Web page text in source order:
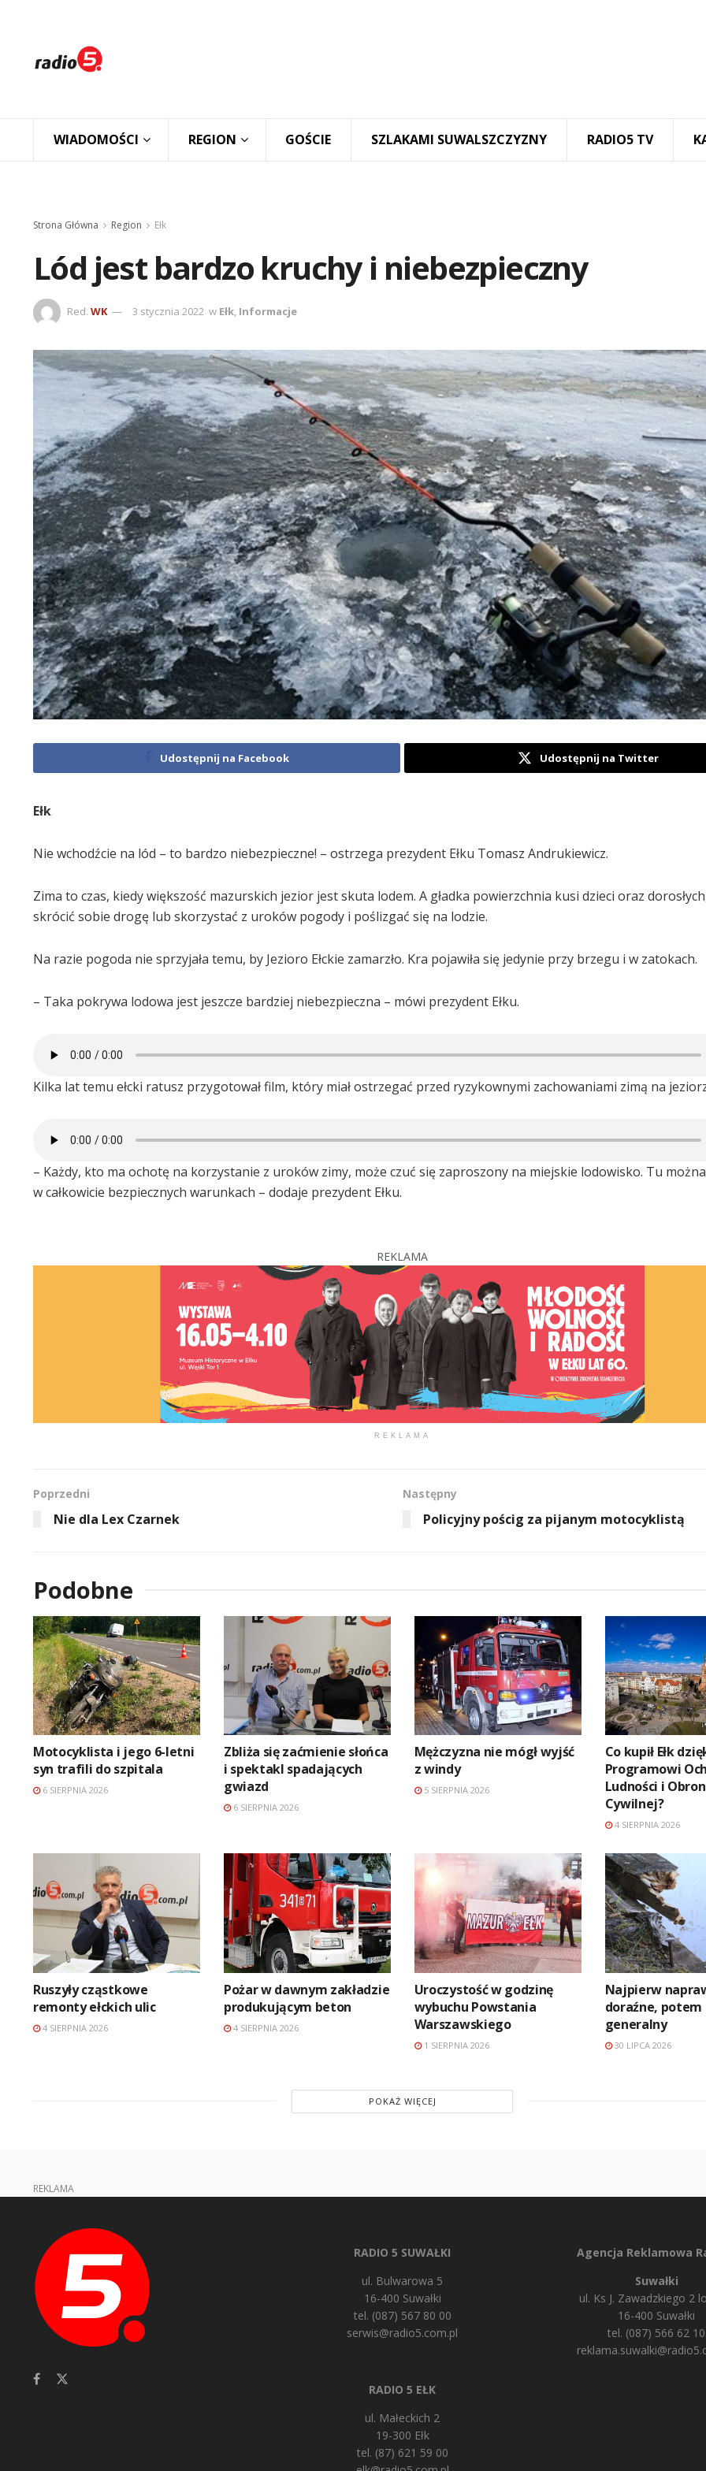
WIADOMOŚCI REGION GOŚCIE SZLAKAMI SUWALSZCZYZNY RADIO5 TV
Strona Główna Region Ełk
Lód jest bardzo kruchy i niebezpieczny
Red. WK 3 stycznia 2022 w Ełk, Informacje
Udostępnij na Facebook Udostępnij na Twitter
Ełk
Nie wchodźcie na lód – to bardzo niebezpieczne! – ostrzega prezydent Ełku Tomasz Andrukiewicz.
Zima to czas, kiedy większość mazurskich jezior jest skuta lodem. A gładka powierzchnia kusi dzieci oraz
skrócić sobie drogę lub skorzystać z uroków pogody i poślizgać się na lodzie.
Na razie pogoda nie sprzyjała temu, by Jezioro Ełckie zamarzło. Kra pojawiła się jedynie przy brzegu i w zatokach.
– Taka pokrywa lodowa jest jeszcze bardziej niebezpieczna – mówi prezydent Ełku.
Kilka lat temu ełcki ratusz przygotował film, który miał ostrzegać przed ryzykownymi zachowaniami zimą na
– Każdy, kto ma ochotę na korzystanie z uroków zimy, może czuć się zaproszony na miejskie lodowisko. Tu
w całkowicie bezpiecznych warunkach – dodaje prezydent Ełku.
REKLAMA
REKLAMA
Poprzedni
Nie dla Lex Czarnek
Następny
Policyjny pościg za pijanym motocyklistą
Podobne
Motocyklista i jego 6-letni
syn trafili do szpitala
6 SIERPNIA 2026
Zbliża się zaćmienie słońca
i spektakl spadających
gwiazd
6 SIERPNIA 2026
Mężczyzna nie mógł wyjść
z windy
5 SIERPNIA 2026
Co kupił Ełk
Programowi
Ludności i
Cywilnej?
4 SIERPNIA 2026
Ruszyły cząstkowe
remonty ełckich ulic
4 SIERPNIA 2026
Pożar w dawnym zakładzie
produkującym beton
4 SIERPNIA 2026
Uroczystość w godzinę
wybuchu Powstania
Warszawskiego
1 SIERPNIA 2026
Najpierw
doraźne,
generalny
30 LIPCA 2026
POKAŻ WIĘCEJ
REKLAMA
RADIO 5 SUWAŁKI
ul. Bulwarowa 5
16-400 Suwałki
tel. (087) 567 80 00
serwis@radio5.com.pl
RADIO 5 EŁK
ul. Małeckich 2
19-300 Ełk
tel. (87) 621 59 00
Agencja Reklamowa
Suwałki
ul. Ks J. Zawadzkiego 2
16-400 Suwałki
tel. (087) 566 62 10